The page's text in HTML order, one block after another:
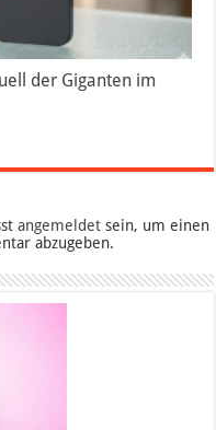
der Giganten im
angemeldet sein, um einen
abzugeben.